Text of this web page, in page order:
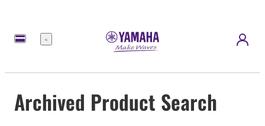
Menu
Archived Product Search